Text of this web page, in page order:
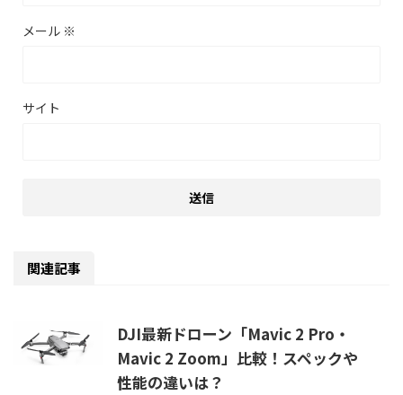
メール ※
サイト
関連記事
DJI最新ドローン「Mavic 2 Pro・
Mavic 2 Zoom」比較！スペックや
性能の違いは？